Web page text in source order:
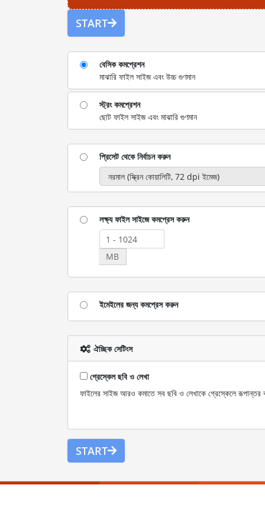
START
বেসিক কমপ্রেশন
মাঝারি ফাইল সাইজ এবং উচ্চ গুণমান
স্ট্রং কমপ্রেশন
ছোট ফাইল সাইজ এবং মাঝারি গুণমান
প্রিসেট থেকে নির্বাচন করুন
লক্ষ্য ফাইল সাইজে কমপ্রেস করুন
MB
ইমেইলের জন্য কমপ্রেস করুন
ঐচ্ছিক সেটিংস
গ্রেস্কেল ছবি ও লেখা
ফাইলের সাইজ আরও কমাতে সব ছবি ও লেখাকে গ্রেস্কেলে
START